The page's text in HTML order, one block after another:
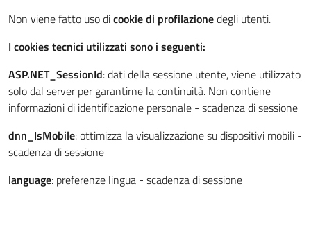
Non viene fatto uso dicookie di profilazionedegli utenti.
I cookies tecnici utilizzati sono i seguenti:
ASP.NET_SessionId: dati della sessione utente, viene utilizzato
solo dal server per garantirne la continuità. Non contiene
informazioni di identificazione personale - scadenza di sessione
dnn_IsMobile: ottimizza la visualizzazione su dispositivi mobili -
scadenza di sessione
language: preferenze lingua - scadenza di sessione